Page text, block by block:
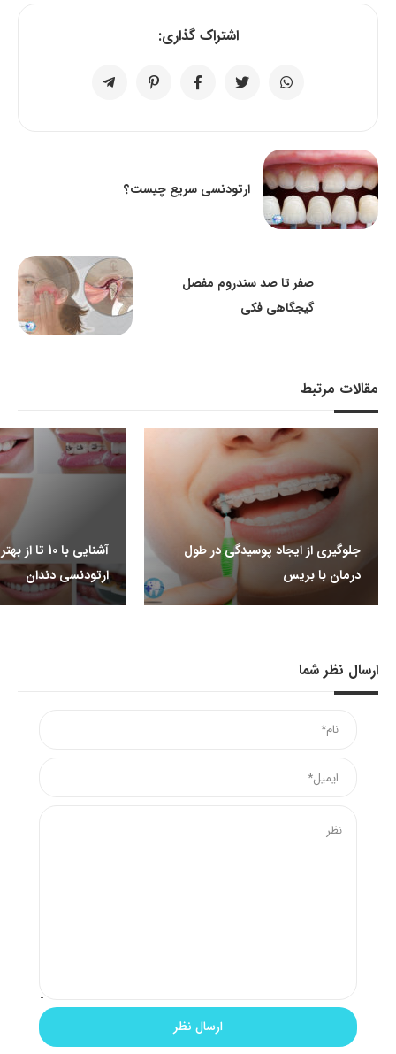
اشتراک گذاری:
ارتودنسی سریع چیست؟
صفر تا صد سندروم مفصل
گیجگاهی فکی
مقالات مرتبط
جلوگیری از ایجاد پوسیدگی در طول
درمان با بریس
آشنایی با 10
ارتودنسی دندان
ارسال نظر شما